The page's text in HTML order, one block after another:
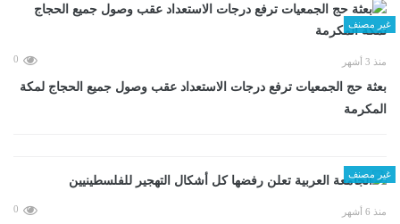
غير مصنف
منذ 3 أشهر 0
بعثة حج الجمعيات ترفع درجات الاستعداد عقب وصول جميع الحجاج لمكة
المكرمة
غير مصنف
منذ 6 أشهر 0